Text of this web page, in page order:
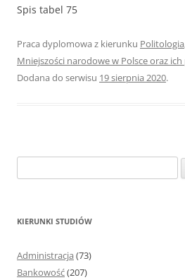
Spis tabel 75
Praca dyplomowa z kierunku Politologia
Mniejszości narodowe w Polsce oraz
Dodana do serwisu 19 sierpnia 2020.
z
KIERUNKI STUDIÓW
Administracja (73)
Bankowość(207)